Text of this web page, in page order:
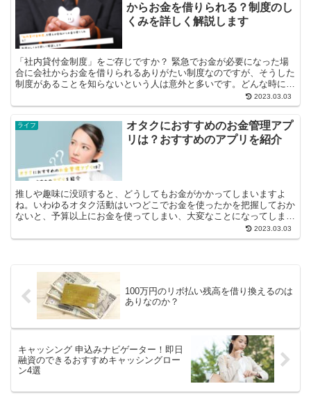
からお金を借りられる？制度のし
くみを詳しく解説します
「社内貸付金制度」をご存じですか？ 緊急でお金が必要になった場
合に会社からお金を借りられるありがたい制度なのですが、そうした
制度があることを知らないという人は意外と多いです。どんな時にど
2023.03.03
ライフ
オタクにおすすめのお金管理アプ
リは？おすすめのアプリを紹介
推しや趣味に没頭すると、どうしてもお金がかかってしまいますよ
ね。いわゆるオタク活動はいつどこでお金を使ったかを把握しておか
ないと、予算以上にお金を使ってしまい、大変なことになってしまう
2023.03.03
100万円のリボ払い残高を借り換えるのは
ありなのか？
キャッシング 申込みナビゲーター！即日
融資のできるおすすめキャッシングロー
ン4選